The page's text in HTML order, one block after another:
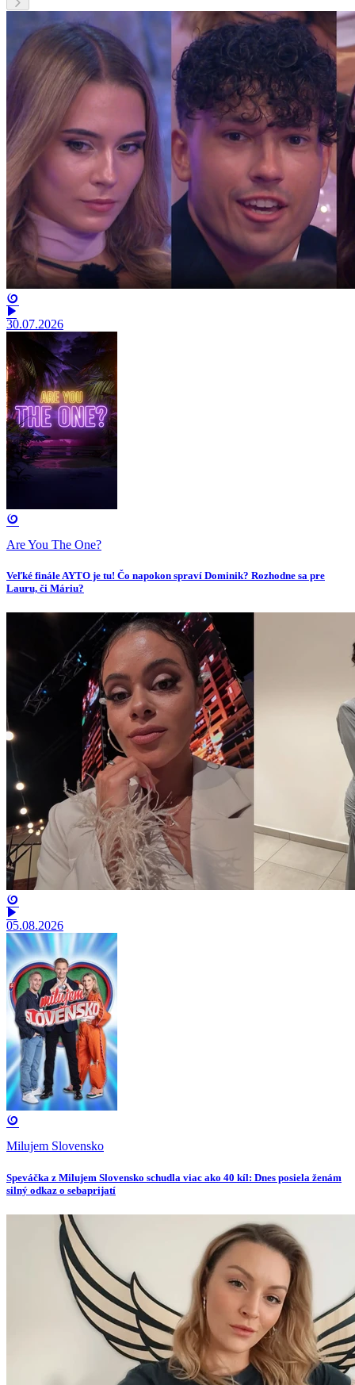
30.07.2026
Are You The One?
Veľké finále AYTO je tu! Čo napokon spraví Dominik? Rozhodne sa pre
Lauru, či Máriu?
05.08.2026
Milujem Slovensko
Speváčka z Milujem Slovensko schudla viac ako 40 kíl: Dnes posiela ženám
silný odkaz o sebaprijatí